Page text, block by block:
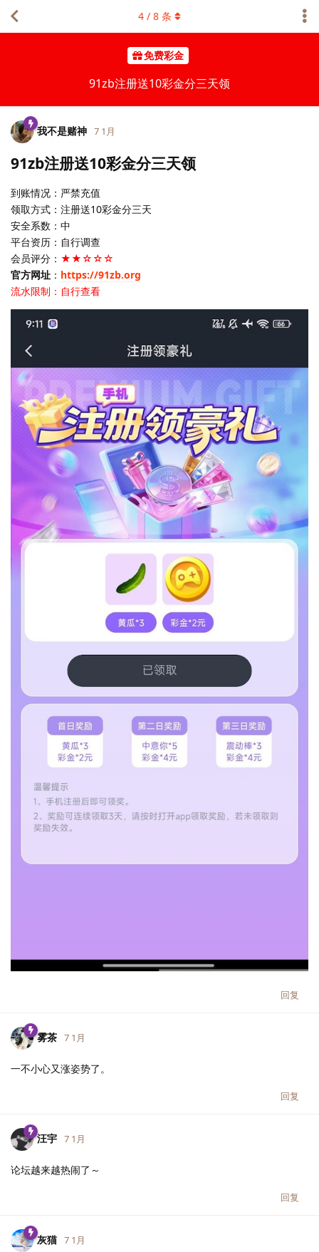
免费彩金
91zb注册送10彩金分三天领
4 / 8 条
我不是赌神 7 1月
91zb注册送10彩金分三天领
到账情况：严禁充值
领取方式：注册送10彩金分三天
安全系数：中
平台资历：自行调查
会员评分： ★★☆☆☆
官方网址 ： https://91zb.org
流水限制：自行查看
回复
雾茶 7 1月
一不小心又涨姿势了。
回复
汪宇 7 1月
论坛越来越热闹了～
回复
灰猫 7 1月